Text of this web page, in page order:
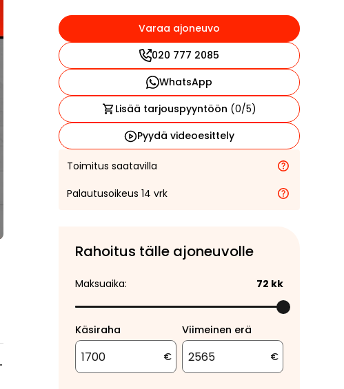
Varaa ajoneuvo
020 777 2085
WhatsApp
Lisää tarjouspyyntöön (0/5)
Pyydä videoesittely
Toimitus saatavilla
Palautusoikeus 14 vrk
Rahoitus tälle ajoneuvolle
Maksuaika: 72 kk
Käsiraha
€
Viimeinen erä
€